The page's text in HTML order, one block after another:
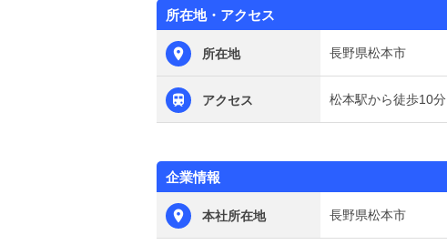
所在地・アクセス
所在地 長野県松本市
アクセス 松本駅から徒歩10分
企業情報
本社所在地 長野県松本市